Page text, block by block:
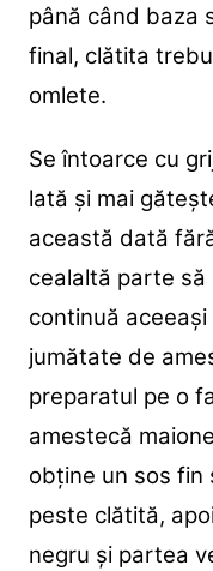
până când baza
final, clătita
omlete.
Se întoarce cu
lată și mai
această dată
cealaltă parte să
continuă
jumătate de
preparatul pe o
amestecă
obține un sos fin
peste clătită,
negru și partea